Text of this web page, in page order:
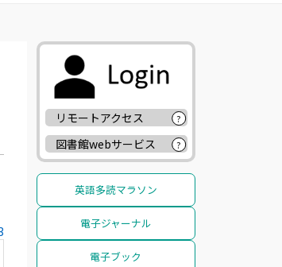
リモートアクセス ?
図書館webサービス ?
英語多読マラソン
電子ジャーナル
電子ブック